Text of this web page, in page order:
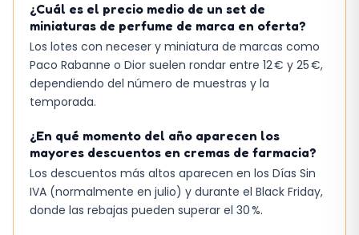
¿Cuál es el precio medio de un set de
miniaturas de perfume de marca en oferta?
Los lotes con neceser y miniatura de marcas como
Paco Rabanne o Dior suelen rondar entre 12 € y 25 €,
dependiendo del número de muestras y la
temporada.
¿En qué momento del año aparecen los
mayores descuentos en cremas de farmacia?
Los descuentos más altos aparecen en los Días Sin
IVA (normalmente en julio) y durante el Black Friday,
donde las rebajas pueden superar el 30 %.